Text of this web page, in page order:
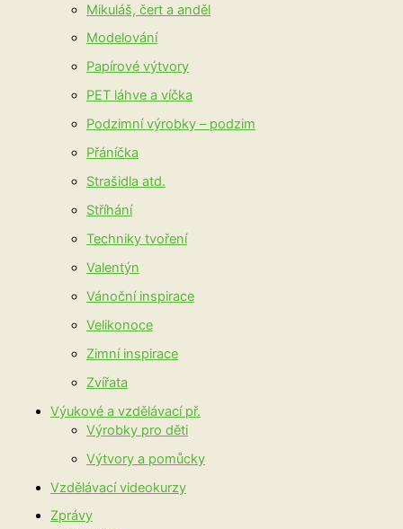
Mikuláš, čert a anděl
Modelování
Papírové výtvory
PET láhve a víčka
Podzimní výrobky – podzim
Přáníčka
Strašidla atd.
Stříhání
Techniky tvoření
Valentýn
Vánoční inspirace
Velikonoce
Zimní inspirace
Zvířata
Výukové a vzdělávací př.
Výrobky pro děti
Výtvory a pomůcky
Vzdělávací videokurzy
Zprávy